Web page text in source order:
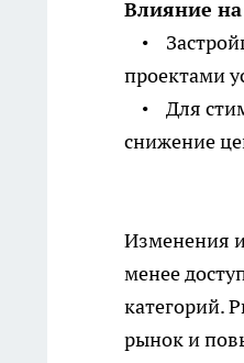
Влияние
•
проектами
• Для
снижение
Изменения
менее
категорий.
рынок и